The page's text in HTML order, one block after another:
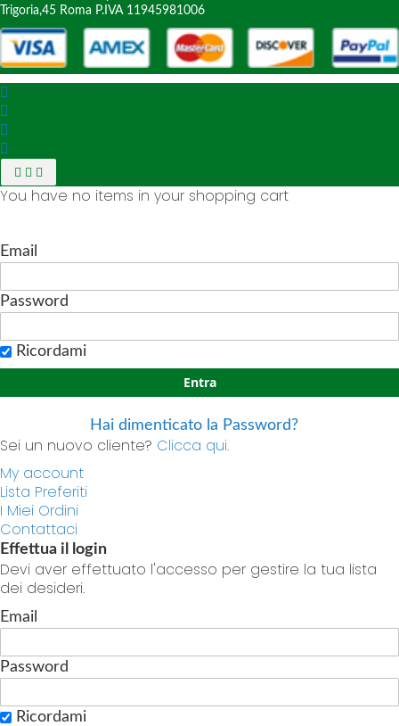
Trigoria,45 Roma P.IVA 11945981006
You have no items in your shopping cart
Email
Password
Ricordami
Entra
Hai dimenticato la Password?
Sei un nuovo cliente? Clicca qui.
My account
Lista Preferiti
I Miei Ordini
Contattaci
Effettua il login
Devi aver effettuato l'accesso per gestire la tua lista
dei desideri.
Email
Password
Ricordami